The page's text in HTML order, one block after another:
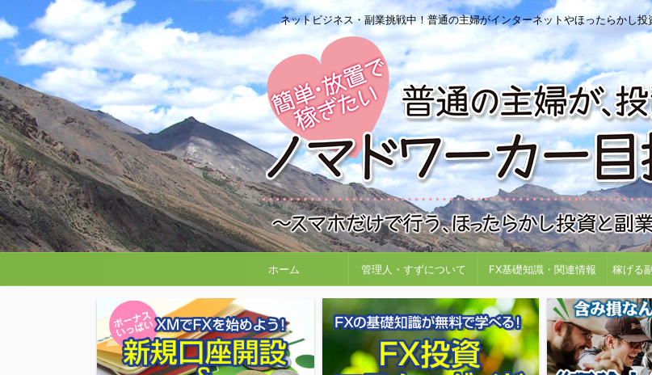
ネットビジネス・副業挑戦中！普通の主婦がインターネットやほったらかし
ホーム 管理人・すずについて FX基礎知識・関連情報 稼げる